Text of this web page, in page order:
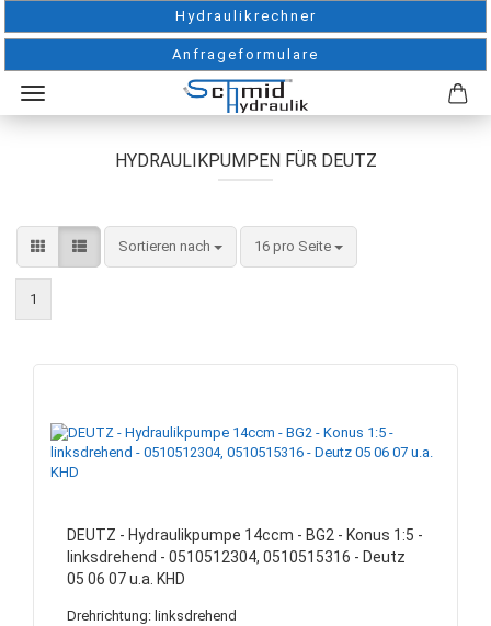
Hydraulikrechner
Anfrageformulare
HYDRAULIKPUMPEN FÜR DEUTZ
Sortieren nach
Sortieren nach 16 pro Seite
pro Seite
1
DEUTZ - Hydraulikpumpe 14ccm - BG2 - Konus 1:5 -
linksdrehend - 0510512304, 0510515316 - Deutz
05 06 07 u.a. KHD
Drehrichtung: linksdrehend